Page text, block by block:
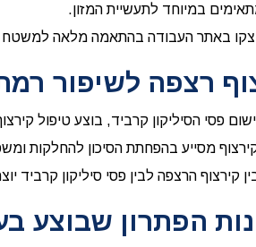
במיוחד לתעשיית המזון.
באתר העבודה בהתאמה מלאה למשטח
רצפה לשיפור
פסי הסיליקון קרביד, בוצע טיפול
מסייע בהפחתת הסיכון להחלקות
קירצוף הרצפה לבין פסי סיליקון
הפתרון שבוצע